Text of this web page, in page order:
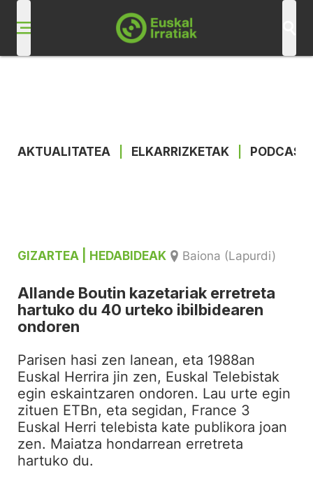
AKTUALITATEA ELKARRIZKETAK
GIZARTEA | HEDABIDEAK Baiona (Lapurdi)
Allande Boutin kazetariak erretreta
hartuko du 40 urteko ibilbidearen
ondoren
Parisen hasi zen lanean, eta 1988an
Euskal Herrira jin zen, Euskal Telebistak
egin eskaintzaren ondoren. Lau urte egin
zituen ETBn, eta segidan, France 3
Euskal Herri telebista kate publikora joan
zen. Maiatza hondarrean erretreta
hartuko du.